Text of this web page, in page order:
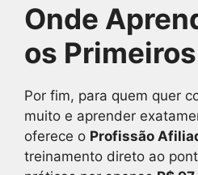
Onde
os
Por fim, para quem quer
muito e aprender
oferece o Profissão
treinamento direto ao